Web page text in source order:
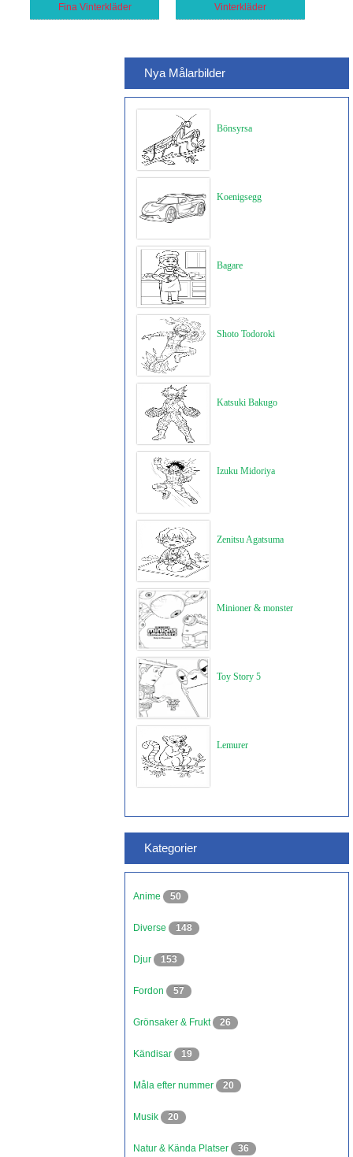
Fina Vinterkläder Vinterkläder
Nya Målarbilder
Bönsyrsa
Koenigsegg
Bagare
Shoto Todoroki
Katsuki Bakugo
Izuku Midoriya
Zenitsu Agatsuma
Minioner & monster
Toy Story 5
Lemurer
Kategorier
Anime 50
Diverse 148
Djur 153
Fordon 57
Grönsaker & Frukt 26
Kändisar 19
Måla efter nummer 20
Musik 20
Natur & Kända Platser 36